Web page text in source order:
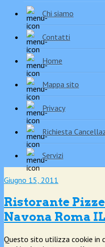
Chi siamo
Contatti
Home
Mappa sito
Privacy
Richiesta
Servizi
Giugno 15, 2011
Ristorante
Navona Roma
Questo sito utilizza cookie in